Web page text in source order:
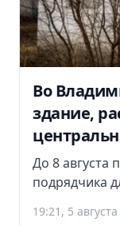
Во
здание,
До 8 августа
подрядчика
19:21, 5 августа